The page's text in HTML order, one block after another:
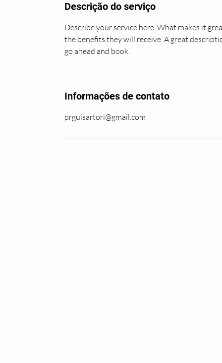
Descrição do serviço
Describe your service here. What makes it
the benefits they will receive. A great
go ahead and book.
Informações de contato
prguisartori@gmail.com